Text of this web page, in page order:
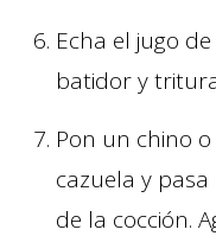
Echa el jugo
batidor y
Pon un chino
cazuela y
de la cocción.